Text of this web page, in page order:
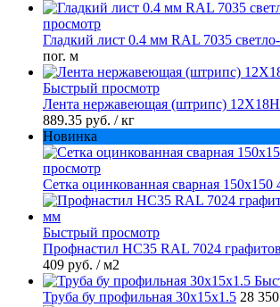
просмотр
Гладкий лист 0.4 мм RAL 7035
пог. м
Быстрый просмотр
Лента нержавеющая (штрипс)
889.35 руб. / кг
Новинка
просмотр
Сетка оцинкованная сварная 150х150
Быстрый просмотр
Профнастил НС35 RAL 7024
409 руб. / м2
Труба бу профильная 30х15х1.5 28